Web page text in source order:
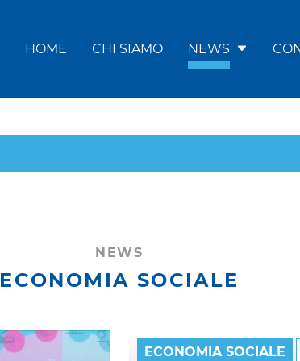
HOME CHI SIAMO NEWS
NEWS
ECONOMIA SOCIALE
ECONOMIA SOCIALE